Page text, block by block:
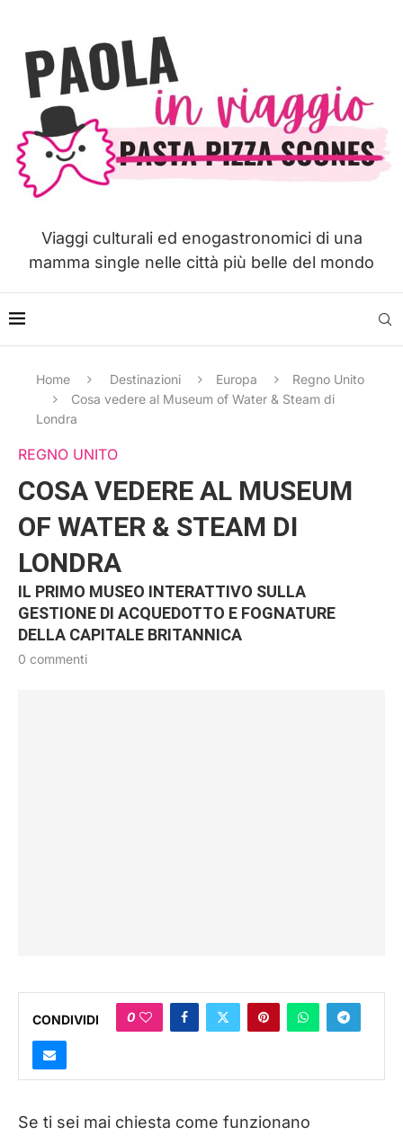
Viaggi culturali ed enogastronomici di una
mamma single nelle città più belle del mondo
Home Destinazioni Europa
Regno Unito
Cosa vedere al Museum of Water & Steam di
Londra
REGNO UNITO
COSA VEDERE AL MUSEUM
OF WATER & STEAM DI
LONDRA
IL PRIMO MUSEO INTERATTIVO SULLA
GESTIONE DI ACQUEDOTTO E FOGNATURE
DELLA CAPITALE BRITANNICA
0 commenti
CONDIVIDI 0
Se ti sei mai chiesta come funzionano